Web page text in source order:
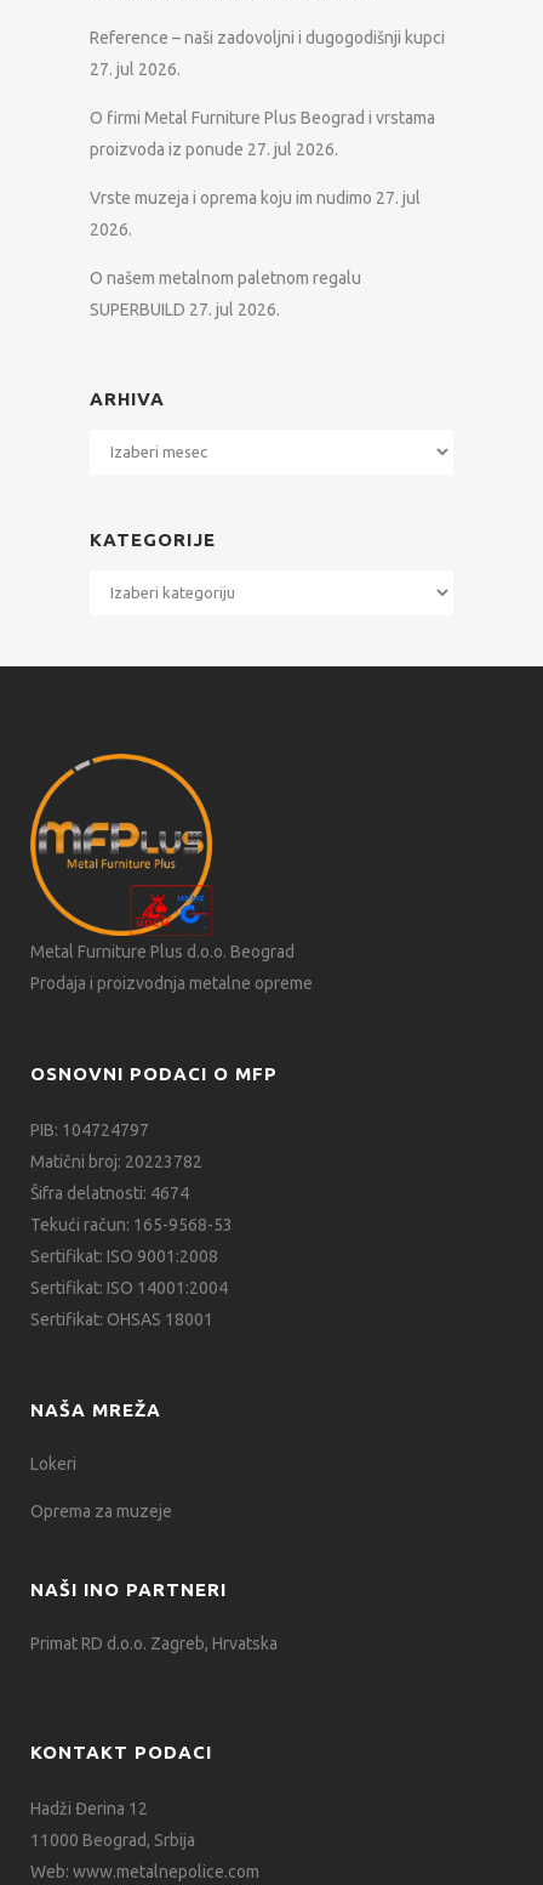
Reference – naši zadovoljni i dugogodišnji kupci
27. jul 2026.
O firmi Metal Furniture Plus Beograd i vrstama
proizvoda iz ponude 27. jul 2026.
Vrste muzeja i oprema koju im nudimo 27. jul
2026.
O našem metalnom paletnom regalu
SUPERBUILD 27. jul 2026.
ARHIVA
Arhiva
KATEGORIJE
Kategorije
Metal Furniture Plus d.o.o. Beograd
Prodaja i proizvodnja metalne opreme
OSNOVNI PODACI O MFP
PIB: 104724797
Matični broj: 20223782
Šifra delatnosti: 4674
Tekući račun: 165-9568-53
Sertifikat: ISO 9001:2008
Sertifikat: ISO 14001:2004
Sertifikat: OHSAS 18001
NAŠA MREŽA
Lokeri
Oprema za muzeje
NAŠI INO PARTNERI
Primat RD d.o.o. Zagreb, Hrvatska
KONTAKT PODACI
Hadži Đerina 12
11000 Beograd, Srbija
Web: www.metalnepolice.com